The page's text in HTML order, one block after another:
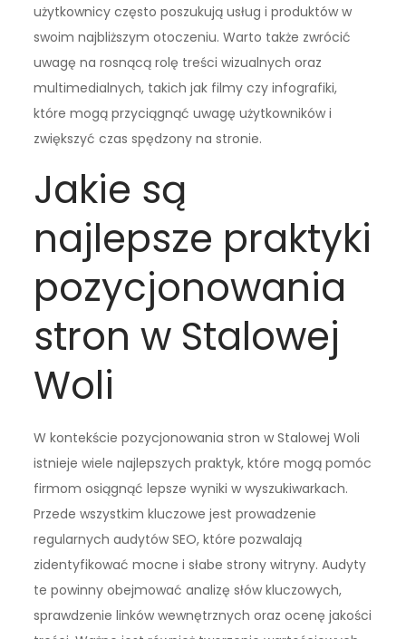
użytkownicy często poszukują usług i produktów w
swoim najbliższym otoczeniu. Warto także zwrócić
uwagę na rosnącą rolę treści wizualnych oraz
multimedialnych, takich jak filmy czy infografiki,
które mogą przyciągnąć uwagę użytkowników i
zwiększyć czas spędzony na stronie.
Jakie są
najlepsze praktyki
pozycjonowania
stron w Stalowej
Woli
W kontekście pozycjonowania stron w Stalowej Woli
istnieje wiele najlepszych praktyk, które mogą pomóc
firmom osiągnąć lepsze wyniki w wyszukiwarkach.
Przede wszystkim kluczowe jest prowadzenie
regularnych audytów SEO, które pozwalają
zidentyfikować mocne i słabe strony witryny. Audyty
te powinny obejmować analizę słów kluczowych,
sprawdzenie linków wewnętrznych oraz ocenę jakości